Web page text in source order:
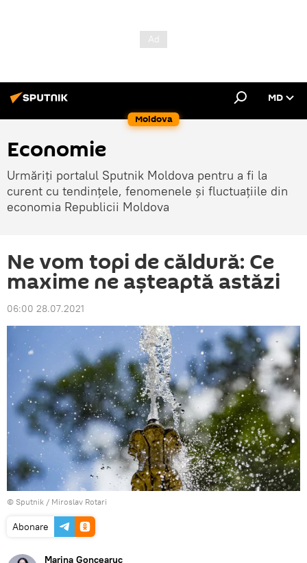
Moldova
MD
Economie
Urmăriți portalul Sputnik Moldova pentru a fi la
curent cu tendințele, fenomenele și fluctuațiile din
economia Republicii Moldova
Ne vom topi de căldură: Ce
maxime ne așteaptă astăzi
06:00 28.07.2021
© Sputnik / Miroslav Rotari
Abonare
Marina Goncearuc